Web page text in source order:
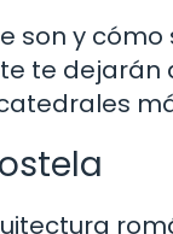
son y
te